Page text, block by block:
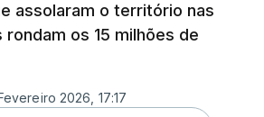
assolaram o território nas
rondam os 15 milhões de
2026, 17:17